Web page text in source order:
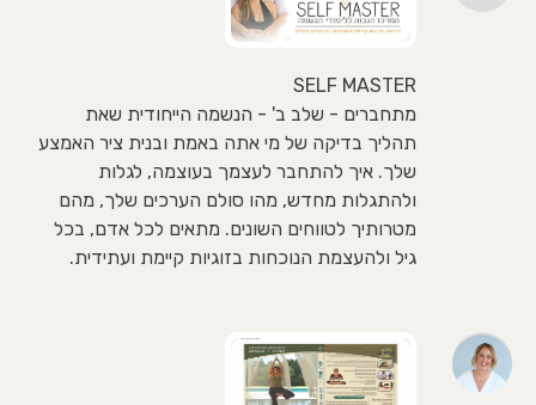
SELF MASTER
מתחברים - שלב ב' - הנשמה הייחודית שאת
תהליך בדיקה של מי אתה באמת ובנית ציר האמצע
שלך. איך להתחבר לעצמך בעוצמה, לגלות
ולהתגלות מחדש, מהו סולם הערכים שלך, מהם
מטרותיך לטווחים השונים. מתאים לכל אדם, בכל
גיל ולהעצמת הנוכחות בזוגיות קיימת ועתידית.